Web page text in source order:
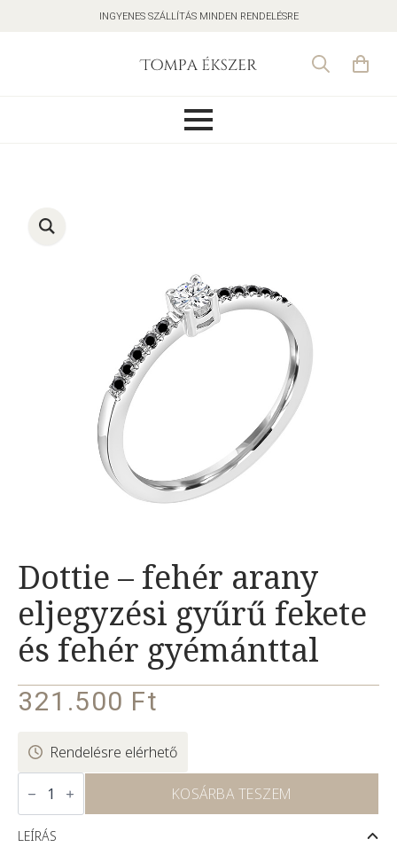
INGYENES SZÁLLÍTÁS MINDEN RENDELÉSRE
Dottie – fehér arany
eljegyzési gyűrű fekete
és fehér gyémánttal
321.500 Ft
Rendelésre elérhető
Dottie
arany
eljegyzési
KOSÁRBA TESZEM
LEÍRÁS